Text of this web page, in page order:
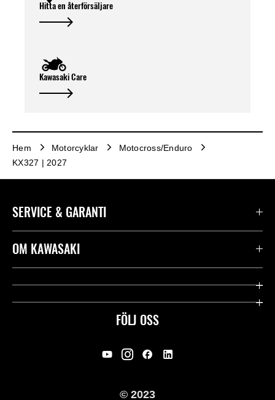
Hitta en återförsäljare
Kawasaki Care
Hem Motorcyklar
Motocross/Enduro
KX327 | 2027
FÖLJ OSS
SERVICE & GARANTI
Kontakta oss
Användbara länkar
Rättsligt & Sekretess
OM KAWASAKI
Företag
© 2023